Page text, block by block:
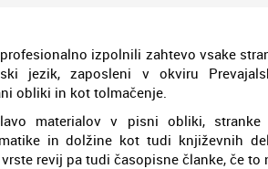
izpolnili zahtevo vsake
jezik, zaposleni v okviru
obliki in kot tolmačenje.
materialov v pisni obliki,
in dolžine kot tudi književnih
revij pa tudi časopisne članke, če to